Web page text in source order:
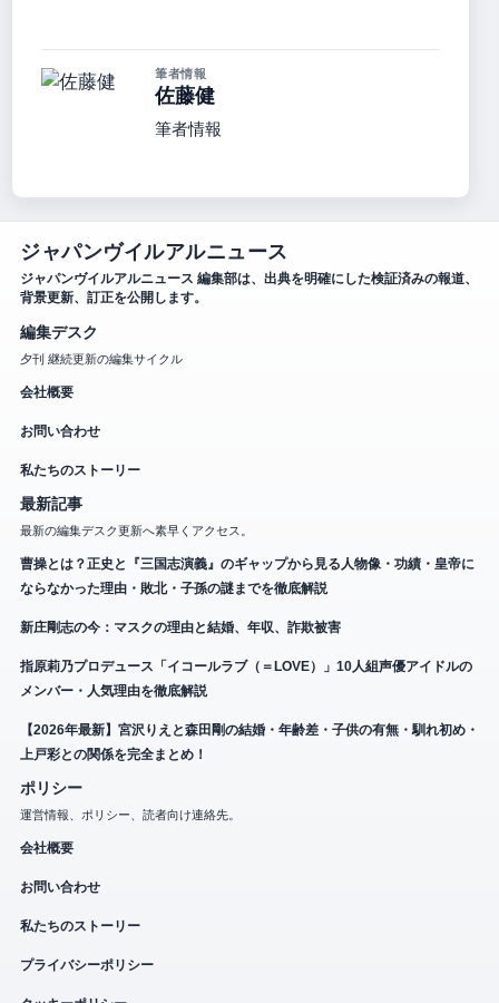
筆者情報
佐藤健
筆者情報
ジャパンヴイルアルニュース
ジャパンヴイルアルニュース 編集部は、出典を明確にした検証済みの報道、
背景更新、訂正を公開します。
編集デスク
夕刊 継続更新の編集サイクル
会社概要
お問い合わせ
私たちのストーリー
最新記事
最新の編集デスク更新へ素早くアクセス。
曹操とは？正史と『三国志演義』のギャップから見る人物像・功績・皇帝に
ならなかった理由・敗北・子孫の謎までを徹底解説
新庄剛志の今：マスクの理由と結婚、年収、詐欺被害
指原莉乃プロデュース「イコールラブ（＝LOVE）」10人組声優アイドルの
メンバー・人気理由を徹底解説
【2026年最新】宮沢りえと森田剛の結婚・年齢差・子供の有無・馴れ初め・
上戸彩との関係を完全まとめ！
ポリシー
運営情報、ポリシー、読者向け連絡先。
会社概要
お問い合わせ
私たちのストーリー
プライバシーポリシー